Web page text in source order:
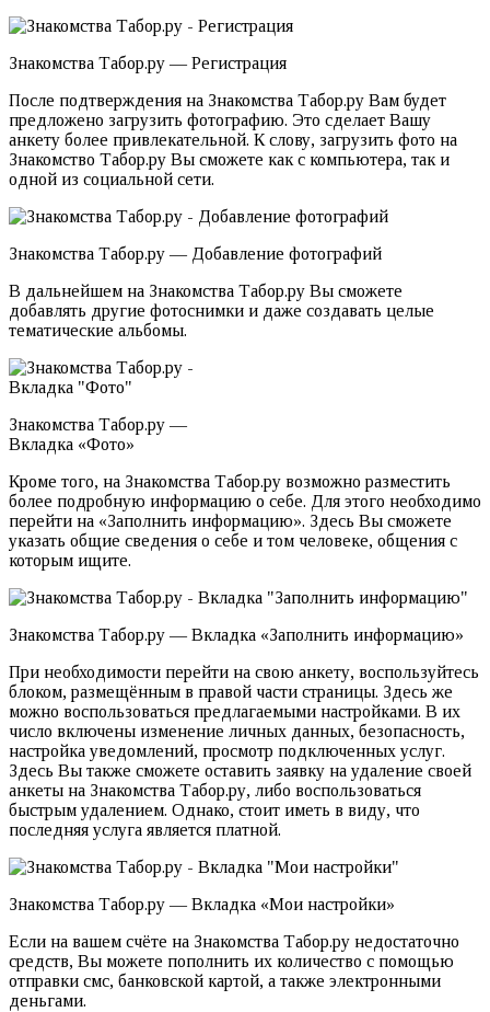
Знакомства Табор.ру — Регистрация
После подтверждения на Знакомства Табор.ру Вам будет
предложено загрузить фотографию. Это сделает Вашу
анкету более привлекательной. К слову, загрузить фото на
Знакомство Табор.ру Вы сможете как с компьютера, так и
одной из социальной сети.
Знакомства Табор.ру — Добавление фотографий
В дальнейшем на Знакомства Табор.ру Вы сможете
добавлять другие фотоснимки и даже создавать целые
тематические альбомы.
Знакомства Табор.ру —
Вкладка «Фото»
Кроме того, на Знакомства Табор.ру возможно разместить
более подробную информацию о себе. Для этого необходимо
перейти на «Заполнить информацию». Здесь Вы сможете
указать общие сведения о себе и том человеке, общения с
которым ищите.
Знакомства Табор.ру — Вкладка «Заполнить информацию»
При необходимости перейти на свою анкету, воспользуйтесь
блоком, размещённым в правой части страницы. Здесь же
можно воспользоваться предлагаемыми настройками. В их
число включены изменение личных данных, безопасность,
настройка уведомлений, просмотр подключенных услуг.
Здесь Вы также сможете оставить заявку на удаление своей
анкеты на Знакомства Табор.ру, либо воспользоваться
быстрым удалением. Однако, стоит иметь в виду, что
последняя услуга является платной.
Знакомства Табор.ру — Вкладка «Мои настройки»
Если на вашем счёте на Знакомства Табор.ру недостаточно
средств, Вы можете пополнить их количество с помощью
отправки смс, банковской картой, а также электронными
деньгами.